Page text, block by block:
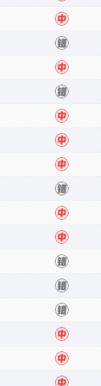
中
错
中
错
中
中
中
错
中
中
错
错
错
中
中
中